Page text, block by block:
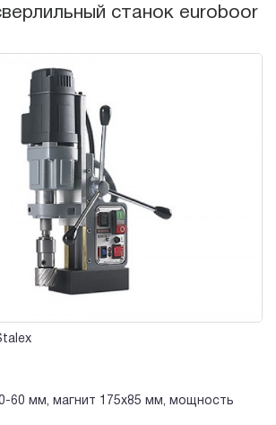
станок euroboor
60 мм, магнит 175х85 мм, мощность